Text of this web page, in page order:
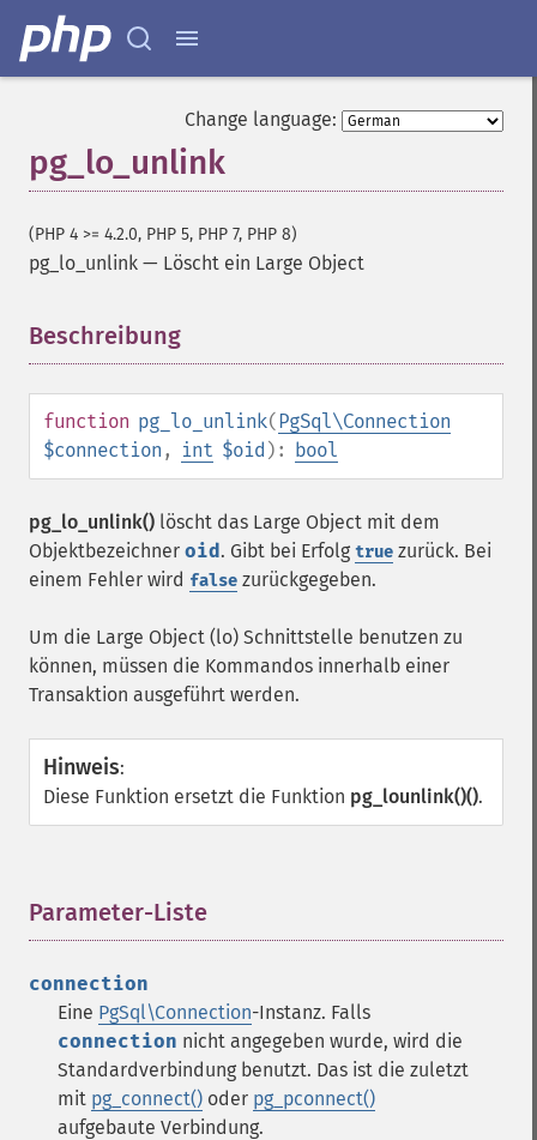
Change language:
pg_lo_unlink
(PHP 4 >= 4.2.0, PHP 5, PHP 7, PHP 8)
pg_lo_unlink — Löscht ein Large Object
Beschreibung
function pg_lo_unlink(PgSql\Connection
$connection , int $oid ): bool
pg_lo_unlink() löscht das Large Object mit dem
Objektbezeichner oid. Gibt bei Erfolg true zurück. Bei
einem Fehler wird false zurückgegeben.
Um die Large Object (lo) Schnittstelle benutzen zu
können, müssen die Kommandos innerhalb einer
Transaktion ausgeführt werden.
Hinweis:
Diese Funktion ersetzt die Funktion pg_lounlink()().
Parameter-Liste
connection
Eine PgSql\Connection-Instanz. Falls
connection nicht angegeben wurde, wird die
Standardverbindung benutzt. Das ist die zuletzt
mit pg_connect() oder pg_pconnect()
aufgebaute Verbindung.